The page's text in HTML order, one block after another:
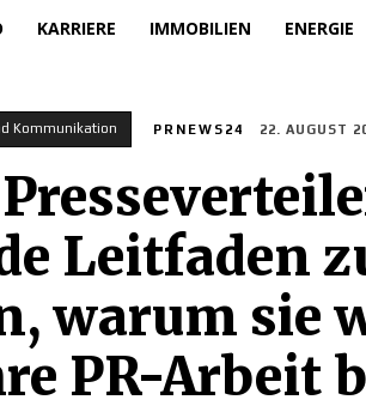
KARRIERE IMMOBILIEN ENERGIE
Kommunikation PRNEWS24 22. AUGUST
Leitfaden
warum sie
PR-Arbeit